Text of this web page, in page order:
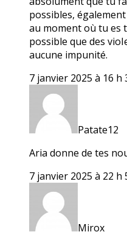
possibles,
au moment où tu es
possible que des
aucune impunité.
7 janvier 2025 à 16 h
Patate12
Aria donne de tes
7 janvier 2025 à 22 h
Mirox